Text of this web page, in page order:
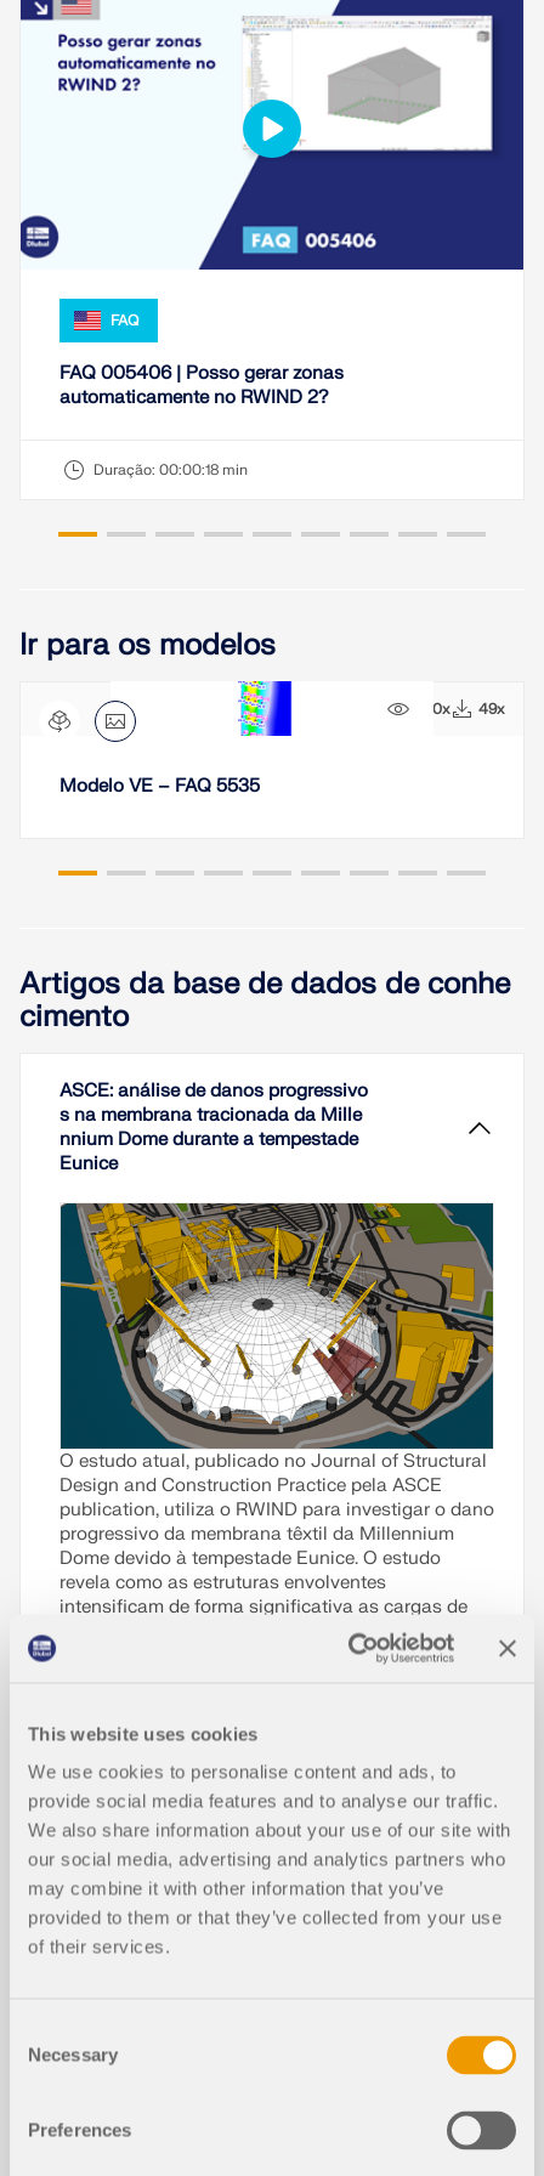
This website uses cookies
We use cookies to personalise content and ads, to
provide social media features and to analyse our traffic.
We also share information about your use of our site with
our social media, advertising and analytics partners who
may combine it with other information that you’ve
provided to them or that they’ve collected from your use
of their services.
Selection
Necessary
Preferences
FAQ
FAQ 005406 | Posso gerar zonas
automaticamente no RWIND 2?
Duração: 00:00:18 min
Ir para os modelos
590x 49x
Modelo VE – FAQ 5535
Artigos da base de dados de conhe
cimento
ASCE: análise de danos progressivo
s na membrana tracionada da Mille
nnium Dome durante a tempestade
Eunice
O estudo atual, publicado no Journal of Structural
Design and Construction Practice pela ASCE
publication, utiliza o RWIND para investigar o dano
progressivo da membrana têxtil da Millennium
Dome devido à tempestade Eunice. O estudo
revela como as estruturas envolventes
intensificam de forma significativa as cargas de
vento, aumentando assim a vulnerabilidade dos
Análise estática com cargas de vent
o a partir de pressões medidas exper
imentalmente com o RWIND 2 e o R
FEM 6
Porquê e quando simplificar um mo